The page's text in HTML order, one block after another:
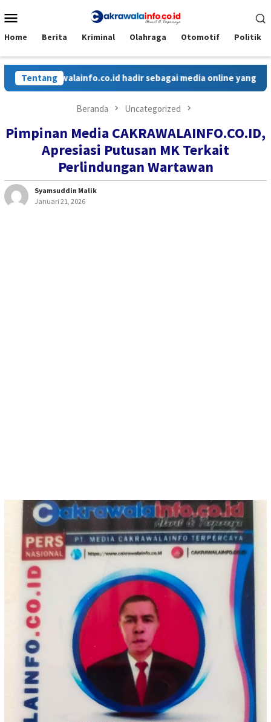
ke
Mobile
Home Berita Kriminal Olahraga Otomotif Politik
Tentang hadir sebagai media online yang menyajikan
Beranda Uncategorized
Pimpinan Media CAKRAWALAINFO.CO.ID,
Apresiasi Putusan MK Terkait
Perlindungan Wartawan
Syamsuddin Malik
Januari 21, 2026